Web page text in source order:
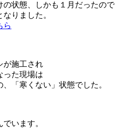
の状態、しかも１月だったので
りました。
ら
が施工され
った現場は
「寒くない」状態でした。
います。